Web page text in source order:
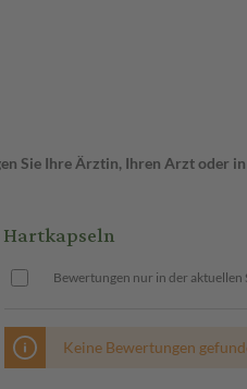
Sie Ihre Ärztin, Ihren Arzt oder
Bewertungen nur in der aktuellen
Keine Bewertungen